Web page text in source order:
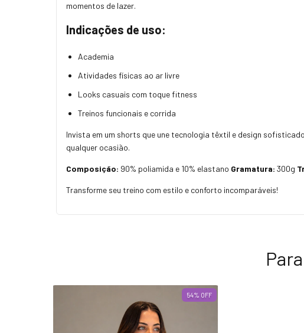
momentos de lazer.
Indicações de uso:
Academia
Atividades físicas ao ar livre
Looks casuais com toque fitness
Treinos funcionais e corrida
Invista em um shorts que une tecnologia têxtil e design
qualquer ocasião.
Composição: 90% poliamida e 10% elastano Gramatura: 300g
Transforme seu treino com estilo e conforto incomparáveis!
54% OFF